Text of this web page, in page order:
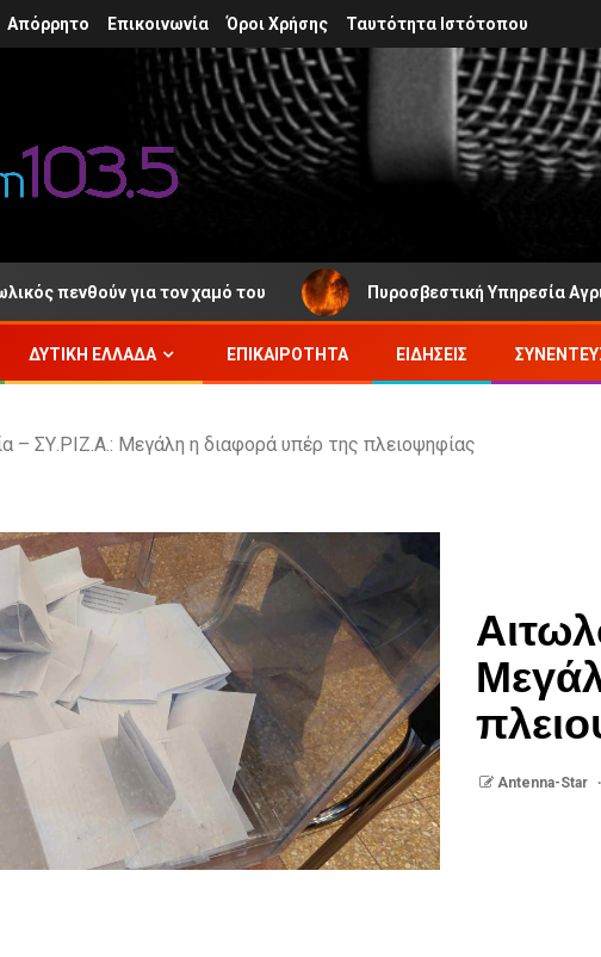
Απόρρητο Επικοινωνία Όροι Χρήσης Ταυτότητα Ιστότοπου
για τον χαμό του Πυροσβεστική Υπηρεσία Αγρινίου:
ΔΥΤΙΚΉ ΕΛΛΆΔΑ ΕΠΙΚΑΙΡΌΤΗΤΑ ΕΙΔΉΣΕΙΣ
– ΣΥ.ΡΙΖ.Α.: Μεγάλη η διαφορά υπέρ της πλειοψηφίας
Antenna-Star